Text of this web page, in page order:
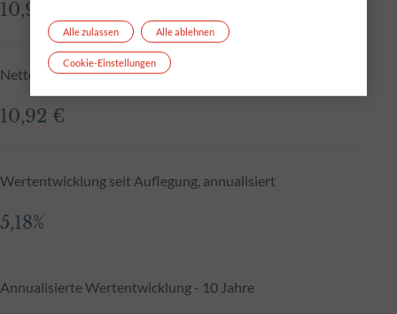
10,93 €
Nettoinventarwert N-1
10,92 €
Wertentwicklung seit Auflegung, annualisiert
5,18%
Annualisierte Wertentwicklung - 10 Jahre
Alle ablehnen
Alle zulassen
Cookie-Einstellungen